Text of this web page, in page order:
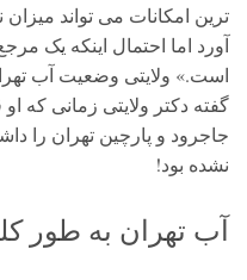
ترین امکانات می تواند
آورد اما احتمال اینکه یک
است.» ولایتی وضعیت آب
گفته دکتر ولایتی زمانی که
جاجرود و پارچین تهران را
نشده بود!
آب تهران به طور